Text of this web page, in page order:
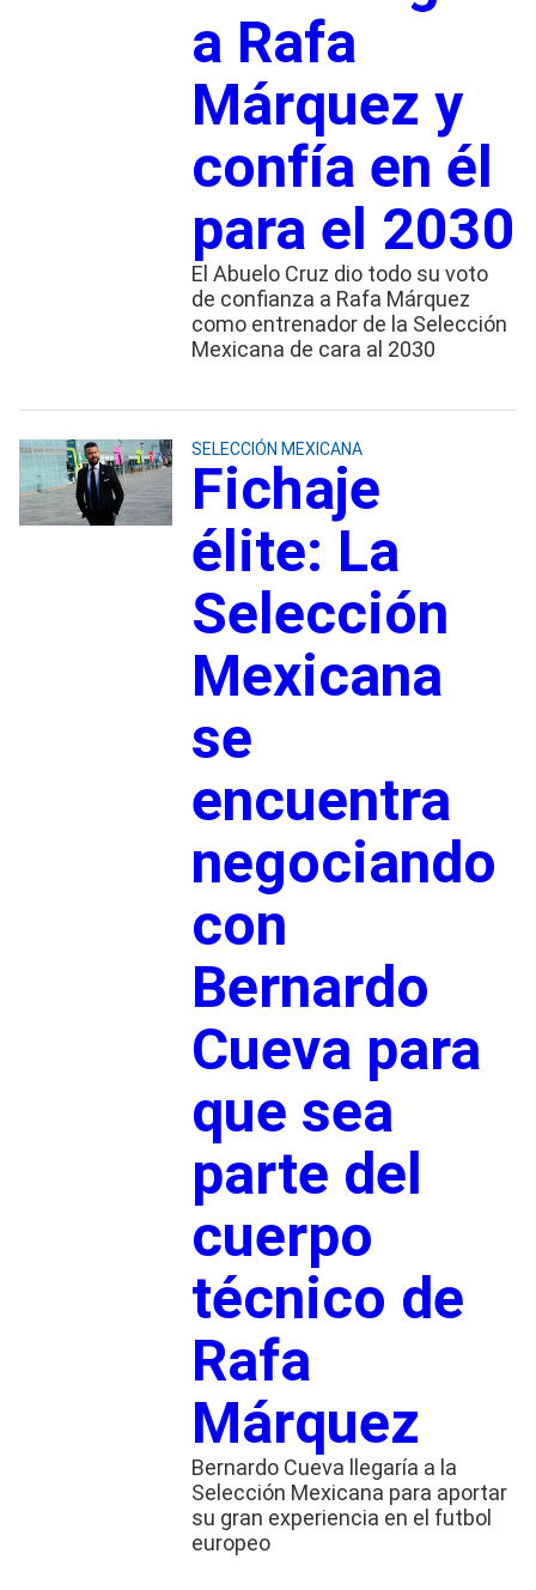
a Rafa
Márquez y
confía en él
para el 2030
El Abuelo Cruz dio todo su voto
de confianza a Rafa Márquez
como entrenador de la Selección
Mexicana de cara al 2030
SELECCIÓN MEXICANA
Fichaje
élite: La
Selección
Mexicana
se
encuentra
negociando
con
Bernardo
Cueva para
que sea
parte del
cuerpo
técnico de
Rafa
Márquez
Bernardo Cueva llegaría a la
Selección Mexicana para aportar
su gran experiencia en el futbol
europeo